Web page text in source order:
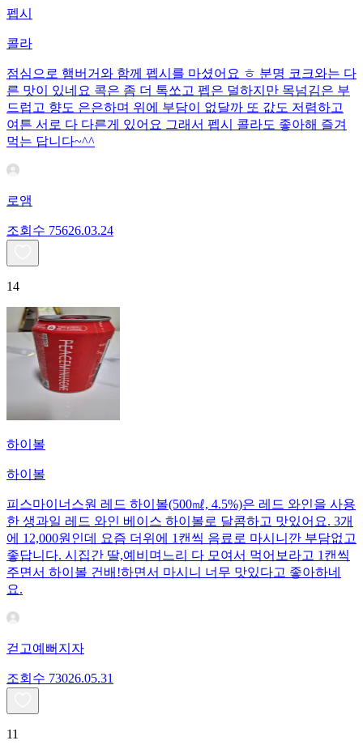
펩시
콜라
점심으로 햄버거와 함께 펩시를 마셨어요 ㅎ 분명 코크와는 다
른 맛이 있네요 콕은 좀 더 톡쏘고 펩은 덜하지만 목넘김은 부
드럽고 향도 은은하며 위에 부담이 없달까 또 값도 저렴하고
여튼 서로 다 다른게 있어요 그래서 펩시 콜라도 좋아해 즐겨
먹는 답니다~^^
로앰
조회수 75626.03.24
14
하이볼
하이볼
피스마이너스원 레드 하이볼(500㎖, 4.5%)은 레드 와인을 사용
한 생과일 레드 와인 베이스 하이볼로 달콤하고 맛있어요. 3개
에 12,000원인데 요즘 더위에 1캔씩 음료로 마시니깐 부담없고
좋답니다. 시집간 딸,예비며느리 다 모여서 먹어보라고 1캔씩
주면서 하이볼 건배!하면서 마시니 너무 맛있다고 좋아하네
요.
걷고예뻐지자
조회수 73026.05.31
11